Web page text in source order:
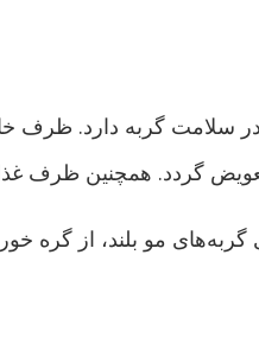
گربه دارد. ظرف
مو بلند، از گره